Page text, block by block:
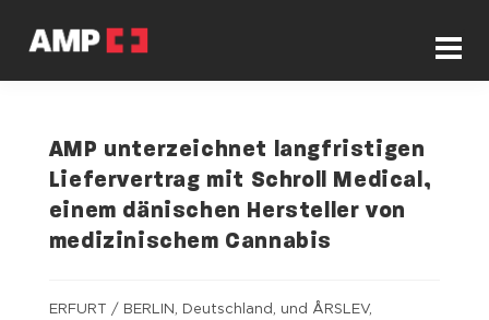
AMP unterzeichnet langfristigen
Liefervertrag mit Schroll Medical,
einem dänischen Hersteller von
medizinischem Cannabis
ERFURT / BERLIN, Deutschland, und ÅRSLEV,